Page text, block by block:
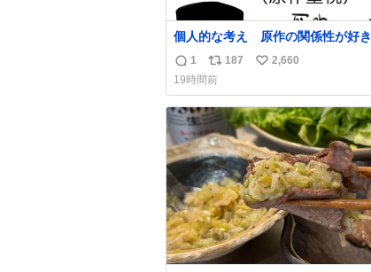
個人的な考え 原作の関係性が好き
返
信
数
1
リ
ポ
ス
ト
数
187
い
ね
数
2,660
19時間前